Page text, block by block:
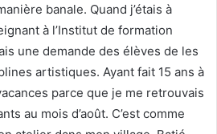
banale. Quand j’étais à
à l’Institut de formation
une demande des élèves de les
artistiques. Ayant fait 15 ans à
parce que je me retrouvais
au mois d’août. C’est comme